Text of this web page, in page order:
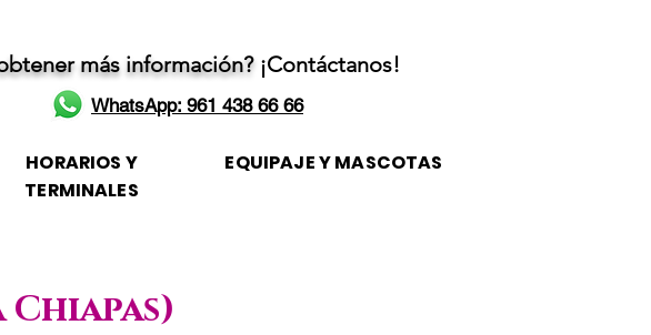
más información? ¡Contáctanos!
WhatsApp: 961 438 66 66
HORARIOS Y
TERMINALES
EQUIPAJE Y MASCOTAS